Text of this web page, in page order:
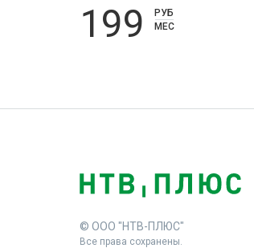
199
РУБ
МЕС
© ООО "НТВ-ПЛЮС"
Все права сохранены.